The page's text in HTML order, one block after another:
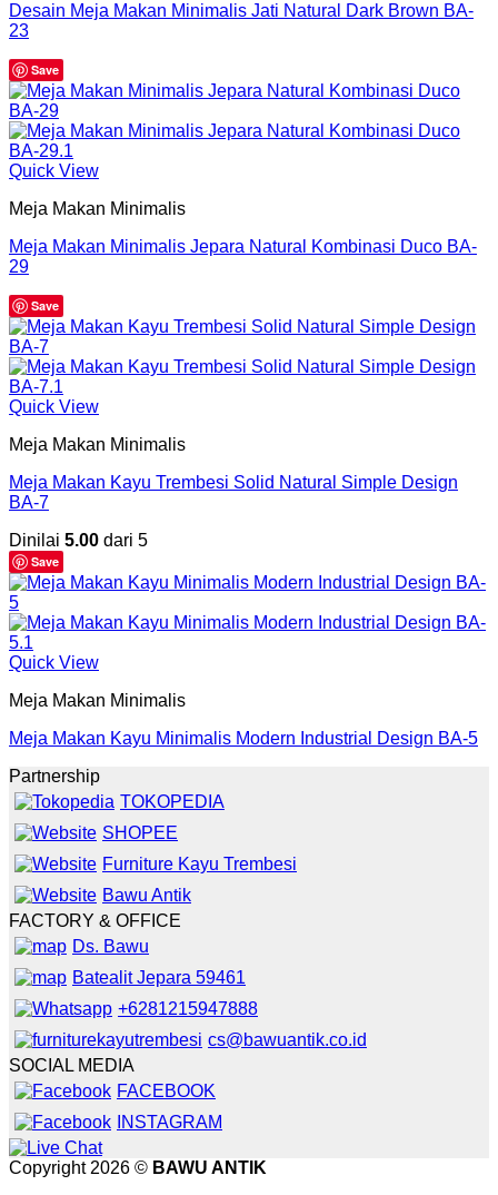
Desain Meja Makan Minimalis Jati Natural Dark Brown BA-
23
Save
Quick View
Meja Makan Minimalis
Meja Makan Minimalis Jepara Natural Kombinasi Duco BA-
29
Save
Quick View
Meja Makan Minimalis
Meja Makan Kayu Trembesi Solid Natural Simple Design
BA-7
Dinilai 5.00 dari 5
Save
Quick View
Meja Makan Minimalis
Meja Makan Kayu Minimalis Modern Industrial Design BA-5
Partnership
TOKOPEDIA
SHOPEE
Furniture Kayu Trembesi
Bawu Antik
FACTORY & OFFICE
Ds. Bawu
Batealit Jepara 59461
+6281215947888
cs@bawuantik.co.id
SOCIAL MEDIA
FACEBOOK
INSTAGRAM
Copyright 2026 © BAWU ANTIK